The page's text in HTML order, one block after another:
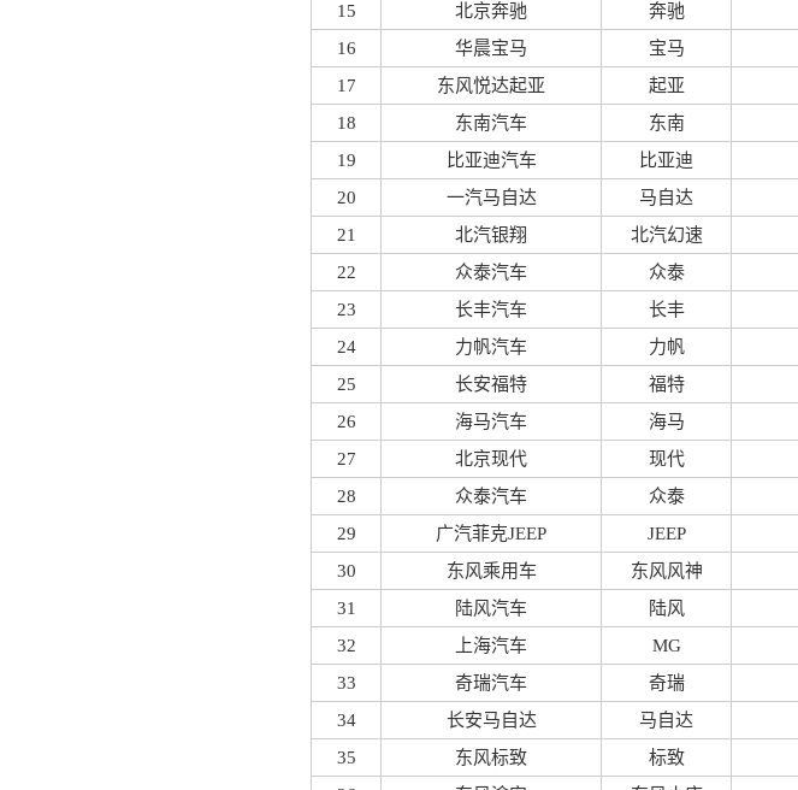
15
北京奔驰 奔驰
16
华晨宝马 宝马
17
东风悦达起亚 起亚
18
东南汽车 东南
19
比亚迪汽车 比亚迪
20
一汽马自达 马自达
21
北汽银翔 北汽幻速
22
众泰汽车 众泰
23
长丰汽车 长丰
24
力帆汽车 力帆
25
长安福特 福特
26
海马汽车 海马
27
北京现代 现代
28
众泰汽车 众泰
29
广汽菲克JEEP JEEP
30
东风乘用车 东风风神
31
陆风汽车 陆风
32
上海汽车 MG
33
奇瑞汽车 奇瑞
34
长安马自达 马自达
35
东风标致 标致